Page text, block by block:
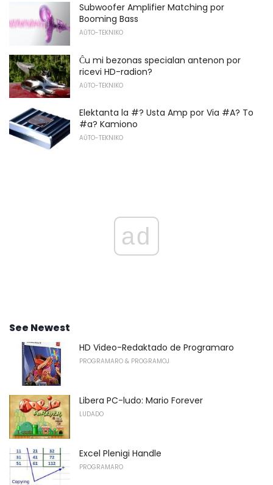
Subwoofer Amplifier Matching por
Booming Bass
AŬTO-TEKNIKO
Ĉu mi bezonas specialan antenon por
ricevi HD-radion?
AŬTO-TEKNIKO
Elektanta la #? Usta Amp por Via #A? To
#a? Kamiono
AŬTO-TEKNIKO
ad
See Newest
HD Video-Redaktado de Programaro
PROGRAMARO & PROGRAMOJ
Libera PC-ludo: Mario Forever
LUDADO
Excel Plenigi Handle
PROGRAMARO